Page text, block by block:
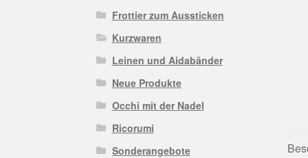
Frottier zum Aussticken
Kurzwaren
Leinen und Aidabänder
Neue Produkte
Occhi mit der Nadel
Ricorumi
Sonderangebote